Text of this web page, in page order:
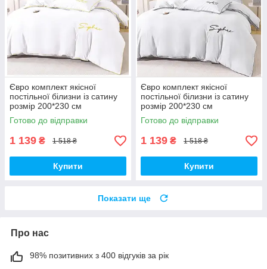
Євро комплект якісної
постільної білизни із сатину
розмір 200*230 см
Готово до відправки
1 139 ₴ 1 518 ₴
Купити
Євро комплект якісної
постільної білизни із сатину
розмір 200*230 см
Готово до відправки
1 139 ₴ 1 518 ₴
Купити
Показати ще
Про нас
98% позитивних з 400 відгуків за рік